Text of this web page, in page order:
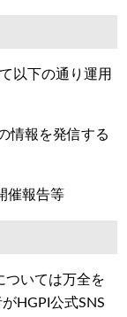
以下の通り運用
情報を発信する
催報告等
ついては万全を
HGPI公式SNS